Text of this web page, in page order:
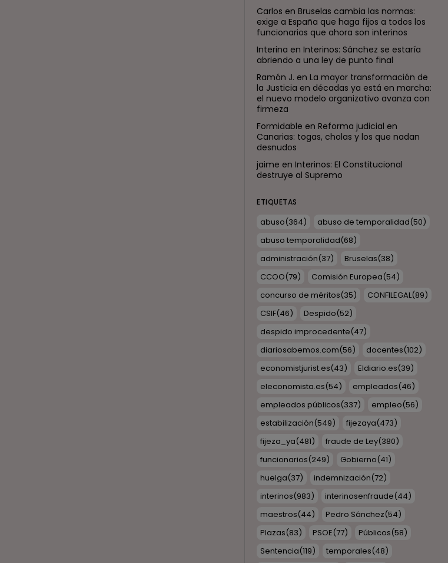
Carlos en Bruselas cambia las normas:
exige a España que haga fijos a todos los
funcionarios que ahora son interinos
Interina en Interinos: Sánchez se estaría
abriendo a una ley de punto final
Ramón J. en La mayor transformación de
la Justicia en décadas ya está en marcha:
el nuevo modelo organizativo avanza con
firmeza
Formidable en Reforma judicial en
Canarias: togas, cholas y los que nadan
desnudos
jaime en Interinos: El Constitucional
destruye al Supremo
ETIQUETAS
abuso(364) abuso de temporalidad(50)
abuso temporalidad(68)
administración(37) Bruselas(38)
CCOO(79) Comisión Europea(54)
concurso de méritos(35) CONFILEGAL(89)
CSIF(46) Despido(52)
despido improcedente(47)
diariosabemos.com(56) docentes(102)
economistjurist.es(43) Eldiario.es(39)
eleconomista.es(54) empleados(46)
empleados públicos(337) empleo(56)
estabilización(549) fijezaya(473)
fijeza_ya(481) fraude de Ley(380)
funcionarios(249) Gobierno(41)
huelga(37) indemnización(72)
interinos(983) interinosenfraude(44)
maestros(44) Pedro Sánchez(54)
Plazas(83) PSOE(77) Públicos(58)
Sentencia(119) temporales(48)